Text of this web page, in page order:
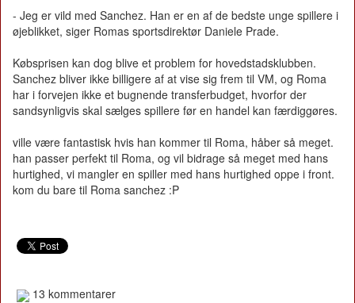
- Jeg er vild med Sanchez. Han er en af de bedste unge spillere i
øjeblikket, siger Romas sportsdirektør Daniele Prade.
Købsprisen kan dog blive et problem for hovedstadsklubben.
Sanchez bliver ikke billigere af at vise sig frem til VM, og Roma
har i forvejen ikke et bugnende transferbudget, hvorfor der
sandsynligvis skal sælges spillere før en handel kan færdiggøres.
ville være fantastisk hvis han kommer til Roma, håber så meget.
han passer perfekt til Roma, og vil bidrage så meget med hans
hurtighed, vi mangler en spiller med hans hurtighed oppe i front.
kom du bare til Roma sanchez :P
13 kommentarer